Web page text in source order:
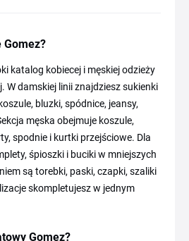
Gomez?
katalog kobiecej i męskiej odzieży
W damskiej linii znajdziesz sukienki
bluzki, spódnice, jeansy,
męska obejmuje koszule,
spodnie i kurtki przejściowe. Dla
śpioszki i buciki w mniejszych
są torebki, paski, czapki, szaliki
skompletujesz w jednym
Gomez?